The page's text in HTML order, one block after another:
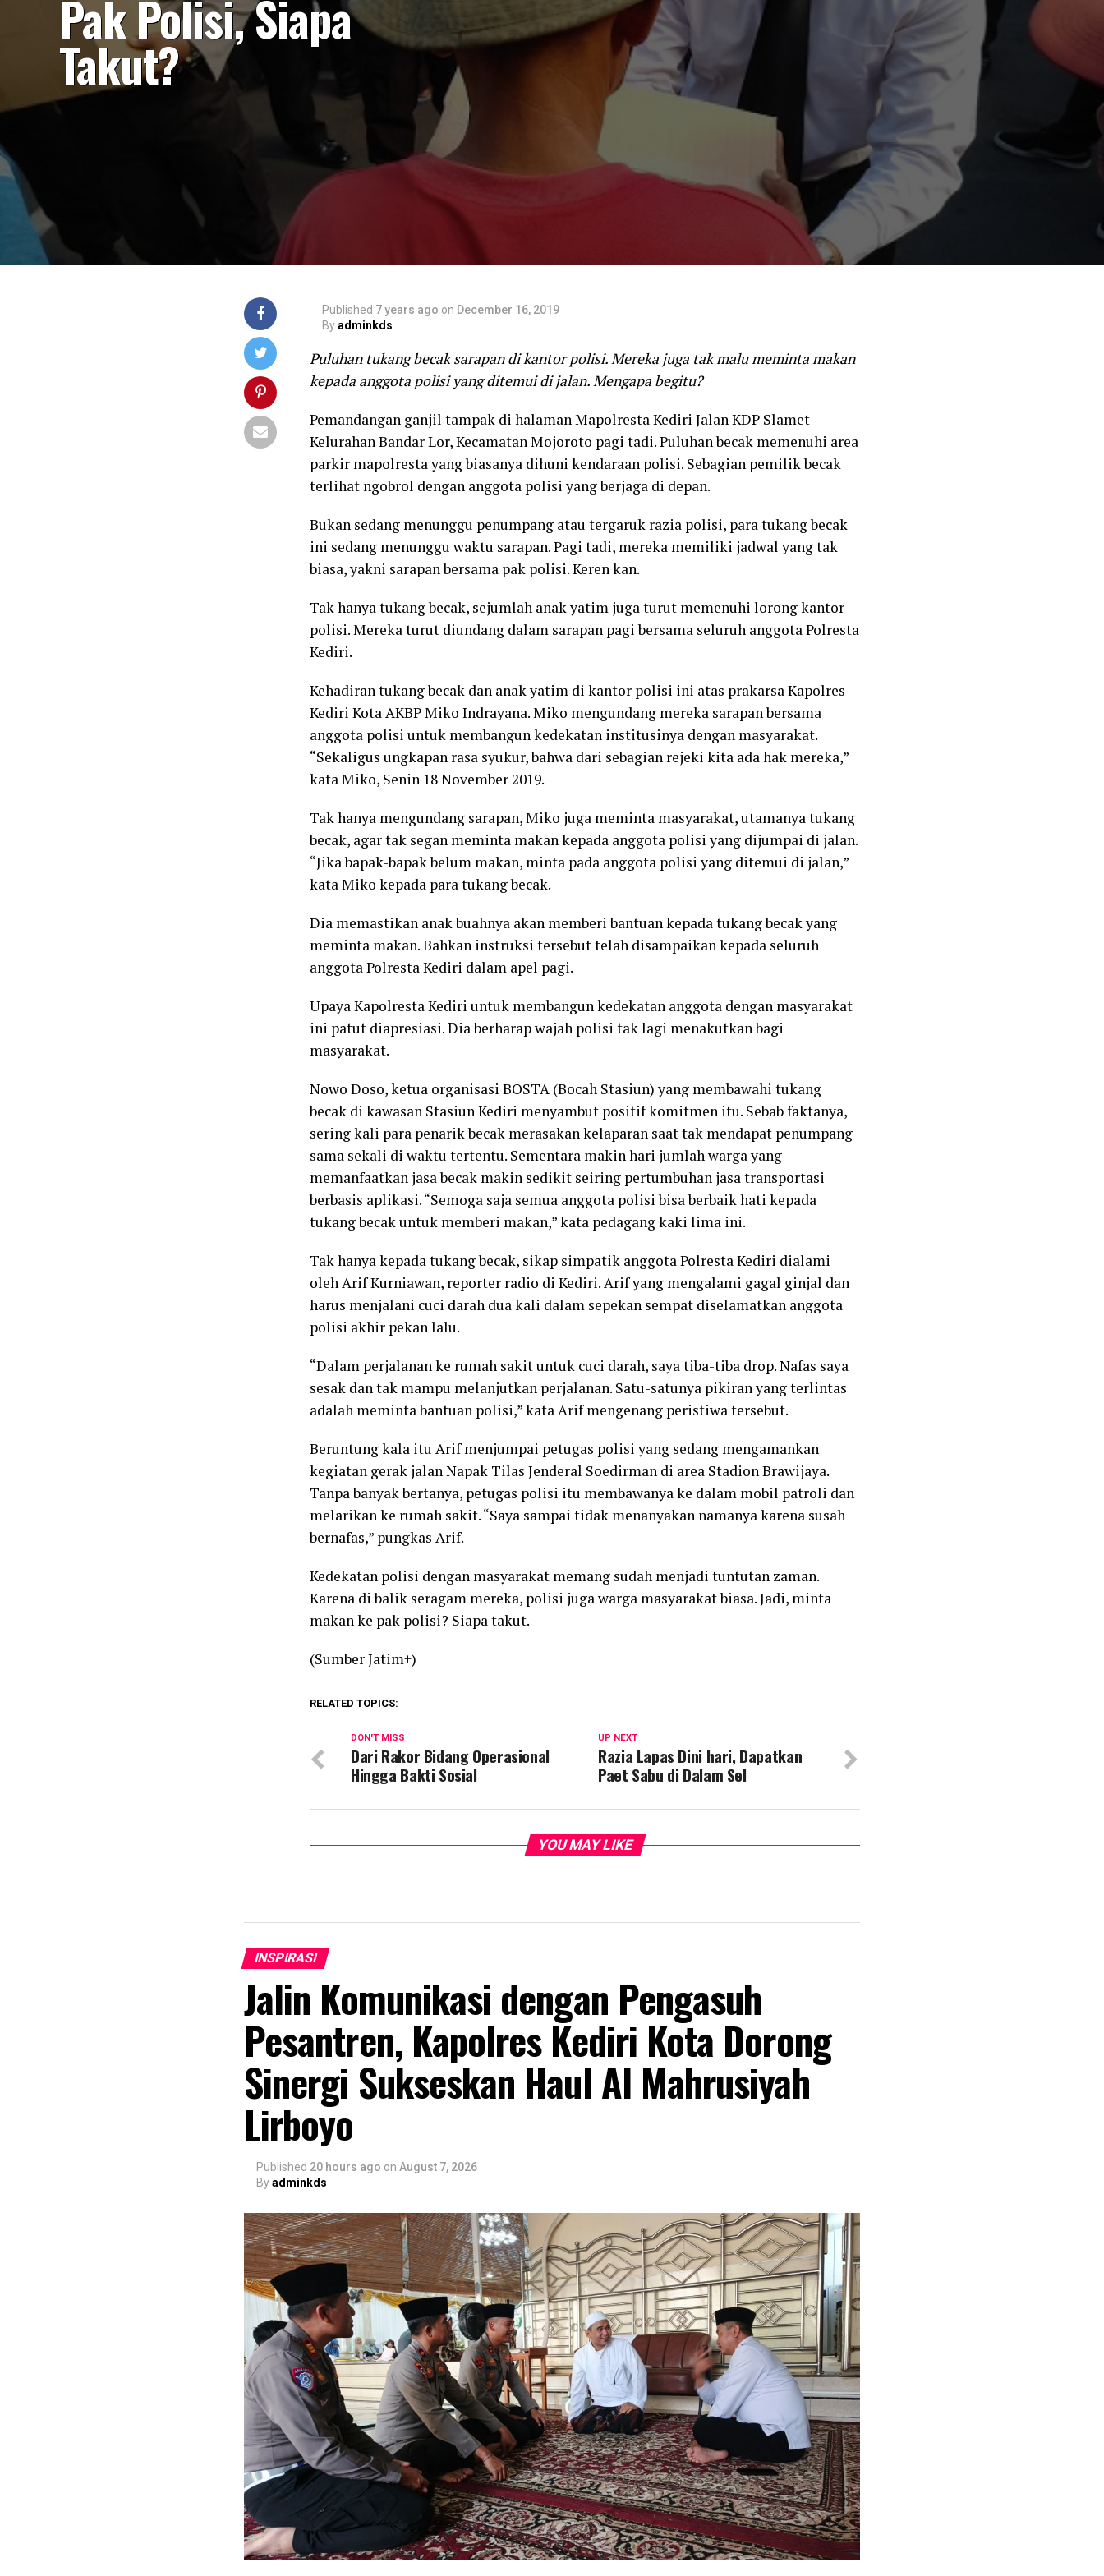
Pak Polisi, Siapa
Takut?
Published 7 years ago on December 16, 2019
Byadminkds
Puluhan tukang becak sarapan di kantor polisi. Mereka juga tak malu meminta makan
kepada anggota polisi yang ditemui di jalan. Mengapa begitu?
Pemandangan ganjil tampak di halaman Mapolresta Kediri Jalan KDP Slamet
Kelurahan Bandar Lor, Kecamatan Mojoroto pagi tadi. Puluhan becak memenuhi area
parkir mapolresta yang biasanya dihuni kendaraan polisi. Sebagian pemilik becak
terlihat ngobrol dengan anggota polisi yang berjaga di depan.
Bukan sedang menunggu penumpang atau tergaruk razia polisi, para tukang becak
ini sedang menunggu waktu sarapan. Pagi tadi, mereka memiliki jadwal yang tak
biasa, yakni sarapan bersama pak polisi. Keren kan.
Tak hanya tukang becak, sejumlah anak yatim juga turut memenuhi lorong kantor
polisi. Mereka turut diundang dalam sarapan pagi bersama seluruh anggota Polresta
Kediri.
Kehadiran tukang becak dan anak yatim di kantor polisi ini atas prakarsa Kapolres
Kediri Kota AKBP Miko Indrayana. Miko mengundang mereka sarapan bersama
anggota polisi untuk membangun kedekatan institusinya dengan masyarakat.
“Sekaligus ungkapan rasa syukur, bahwa dari sebagian rejeki kita ada hak mereka,”
kata Miko, Senin 18 November 2019.
Tak hanya mengundang sarapan, Miko juga meminta masyarakat, utamanya tukang
becak, agar tak segan meminta makan kepada anggota polisi yang dijumpai di jalan.
“Jika bapak-bapak belum makan, minta pada anggota polisi yang ditemui di jalan,”
kata Miko kepada para tukang becak.
Dia memastikan anak buahnya akan memberi bantuan kepada tukang becak yang
meminta makan. Bahkan instruksi tersebut telah disampaikan kepada seluruh
anggota Polresta Kediri dalam apel pagi.
Upaya Kapolresta Kediri untuk membangun kedekatan anggota dengan masyarakat
ini patut diapresiasi. Dia berharap wajah polisi tak lagi menakutkan bagi
masyarakat.
Nowo Doso, ketua organisasi BOSTA (Bocah Stasiun) yang membawahi tukang
becak di kawasan Stasiun Kediri menyambut positif komitmen itu. Sebab faktanya,
sering kali para penarik becak merasakan kelaparan saat tak mendapat penumpang
sama sekali di waktu tertentu. Sementara makin hari jumlah warga yang
memanfaatkan jasa becak makin sedikit seiring pertumbuhan jasa transportasi
berbasis aplikasi. “Semoga saja semua anggota polisi bisa berbaik hati kepada
tukang becak untuk memberi makan,” kata pedagang kaki lima ini.
Tak hanya kepada tukang becak, sikap simpatik anggota Polresta Kediri dialami
oleh Arif Kurniawan, reporter radio di Kediri. Arif yang mengalami gagal ginjal dan
harus menjalani cuci darah dua kali dalam sepekan sempat diselamatkan anggota
polisi akhir pekan lalu.
“Dalam perjalanan ke rumah sakit untuk cuci darah, saya tiba-tiba drop. Nafas saya
sesak dan tak mampu melanjutkan perjalanan. Satu-satunya pikiran yang terlintas
adalah meminta bantuan polisi,” kata Arif mengenang peristiwa tersebut.
Beruntung kala itu Arif menjumpai petugas polisi yang sedang mengamankan
kegiatan gerak jalan Napak Tilas Jenderal Soedirman di area Stadion Brawijaya.
Tanpa banyak bertanya, petugas polisi itu membawanya ke dalam mobil patroli dan
melarikan ke rumah sakit. “Saya sampai tidak menanyakan namanya karena susah
bernafas,” pungkas Arif.
Kedekatan polisi dengan masyarakat memang sudah menjadi tuntutan zaman.
Karena di balik seragam mereka, polisi juga warga masyarakat biasa. Jadi, minta
makan ke pak polisi? Siapa takut.
(Sumber Jatim+)
RELATED TOPICS:
UP NEXT
Razia Lapas Dini hari, Dapatkan
Paet Sabu di Dalam Sel
DON'T MISS
Dari Rakor Bidang Operasional
Hingga Bakti Sosial
YOU MAY LIKE
INSPIRASI
Jalin Komunikasi dengan Pengasuh
Pesantren, Kapolres Kediri Kota Dorong
Sinergi Sukseskan Haul Al Mahrusiyah
Lirboyo
Published 20 hours ago on August 7, 2026
Byadminkds